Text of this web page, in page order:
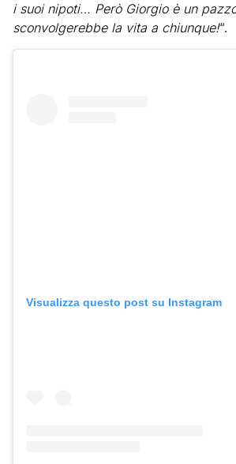
i suoi nipoti… Però Giorgio è un
sconvolgerebbe la vita a chiunque!“.
Visualizza questo post su Instagram